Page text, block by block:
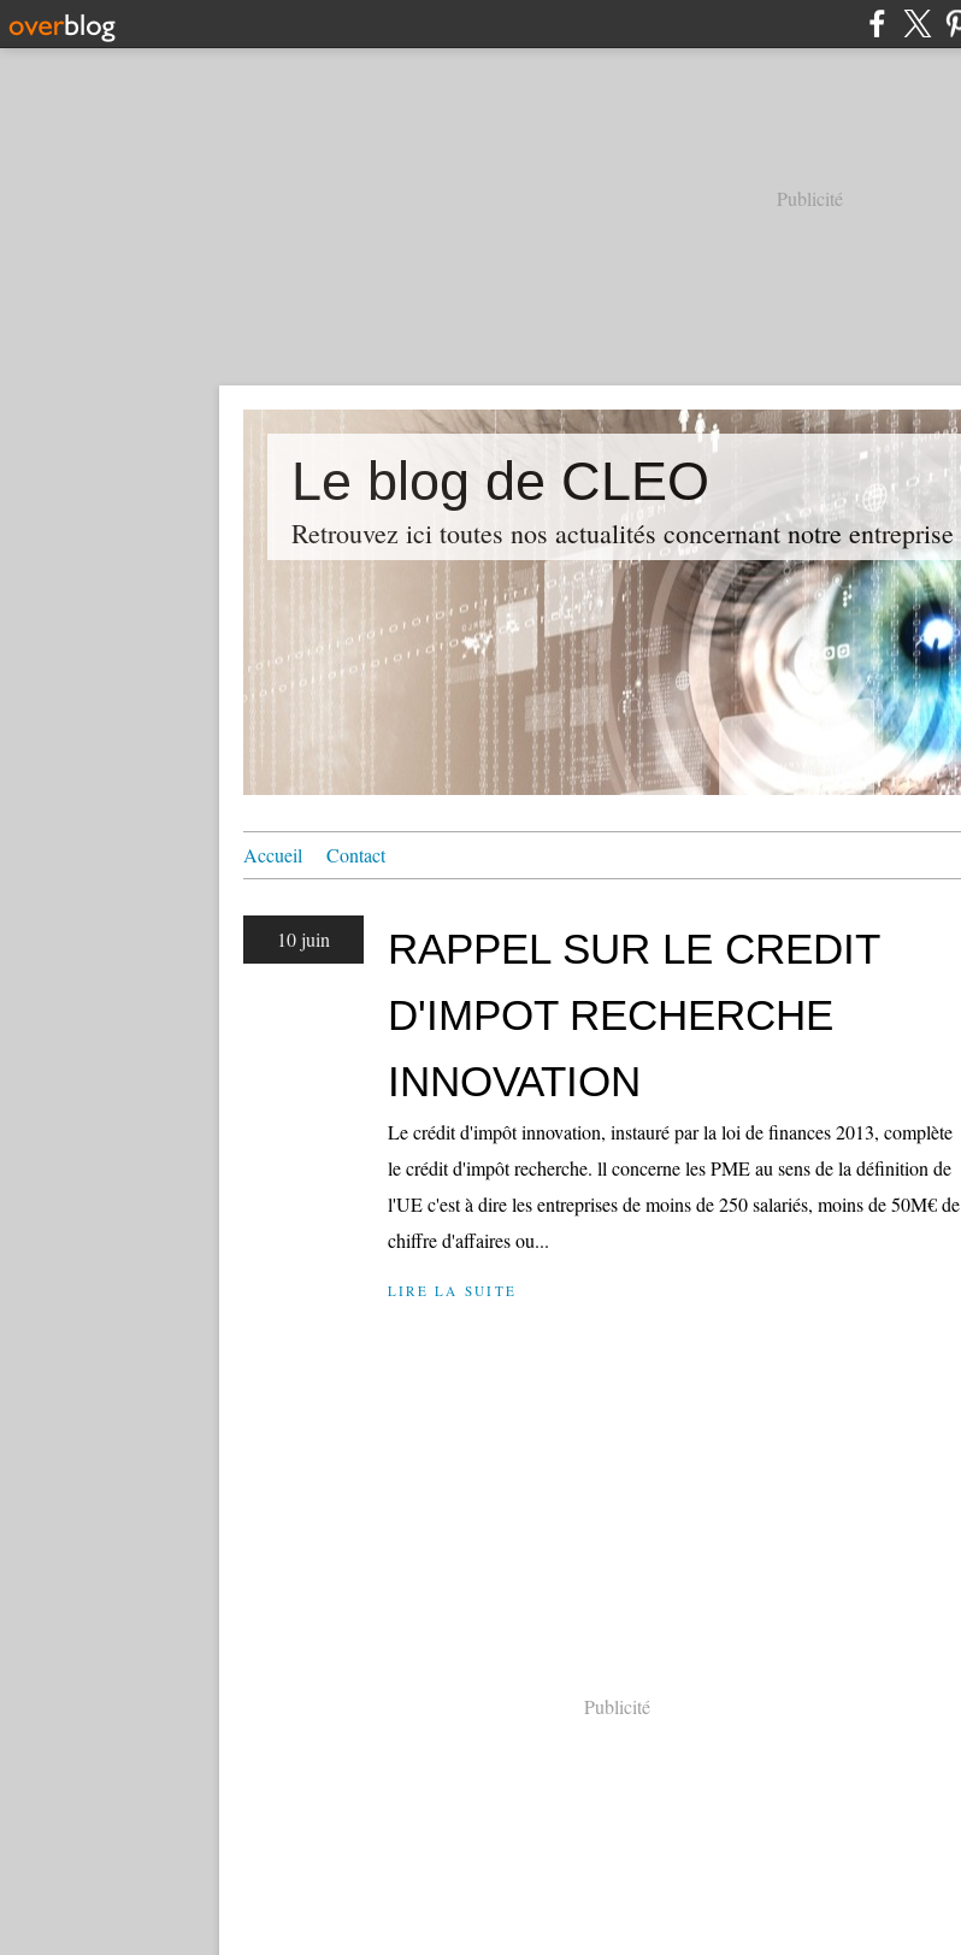
Publicité
Le blog de CLEO
Retrouvez ici toutes nos actualités concernant notre entreprise
Accueil Contact
10 juin
RAPPEL SUR LE CREDIT
D'IMPOT RECHERCHE
INNOVATION
Le crédit d'impôt innovation, instauré par la loi de finances 2013, complète
le crédit d'impôt recherche. ll concerne les PME au sens de la définition de
l'UE c'est à dire les entreprises de moins de 250 salariés, moins de 50M€ de
chiffre d'affaires ou...
LIRE LA SUITE
Publicité